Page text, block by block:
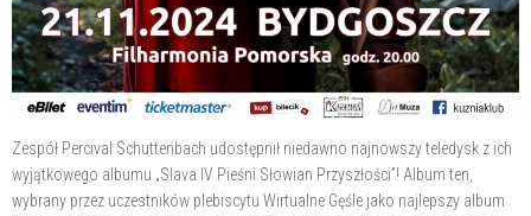
Zespół Percival Schuttenbach udostępnił niedawno najnowszy teledysk z ich
wyjątkowego albumu „Slava IV Pieśni Słowian Przyszłości”! Album ten,
wybrany przez uczestników plebiscytu Wirtualne Gęśle jako najlepszy album